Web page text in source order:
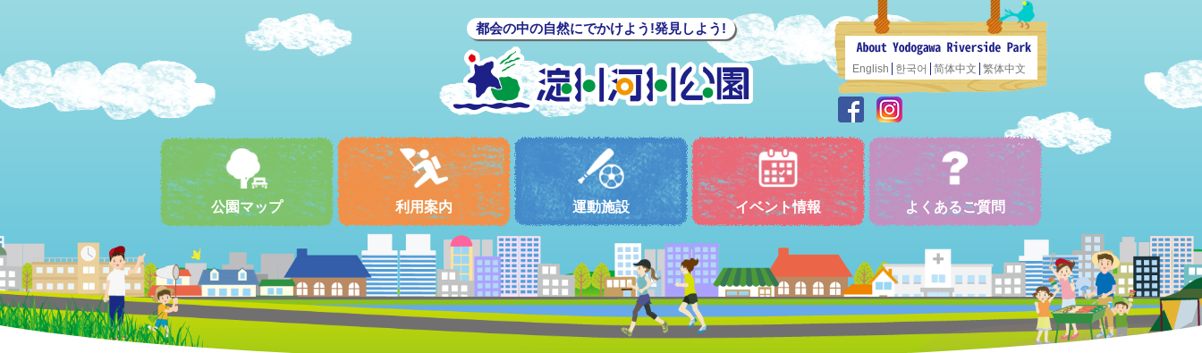
都会の中の自然にでかけよう!発見しよう!
English 한국어 简体中文 繁体中文
公園マップ 利用案内 運動施設 イベント情報 よくあるご質問